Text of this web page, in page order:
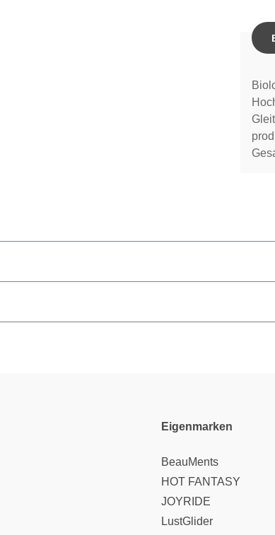
Eigenmarken
BeauMents
HOT FANTASY
JOYRIDE
LustGlider